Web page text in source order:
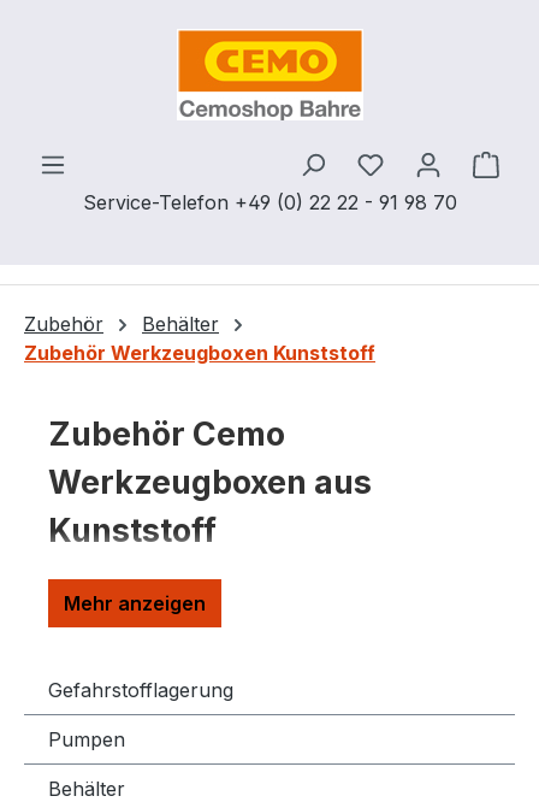
Zum Hauptinhalt springen
Service-Telefon +49 (0) 22 22 - 91 98 70
Du hast 0
Zubehör
Behälter
Zubehör Werkzeugboxen Kunststoff
Zubehör Cemo
Werkzeugboxen aus
Kunststoff
Gefahrstofflagerung
Pumpen
Behälter